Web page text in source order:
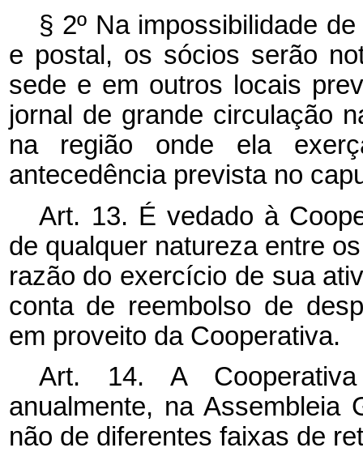
§ 2º Na impossibilidade
e postal, os sócios serão
sede e em outros locais
jornal de grande circulação
na região onde ela
antecedência prevista no
Art. 13. É vedado à
de qualquer natureza entre
razão do exercício de sua
conta de reembolso de
em proveito da Cooperativa.
Art. 14. A
anualmente, na Assembleia
não de diferentes faixas de